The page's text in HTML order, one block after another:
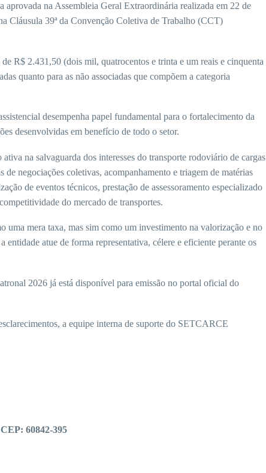
aprovada na Assembleia Geral Extraordinária realizada em 22 de
Cláusula 39ª da Convenção Coletiva de Trabalho (CCT)
R$ 2.431,50 (dois mil, quatrocentos e trinta e um reais e cinquenta
quanto para as não associadas que compõem a categoria
desempenha papel fundamental para o fortalecimento da
desenvolvidas em benefício de todo o setor.
na salvaguarda dos interesses do transporte rodoviário de cargas
negociações coletivas, acompanhamento e triagem de matérias
de eventos técnicos, prestação de assessoramento especializado
do mercado de transportes.
uma mera taxa, mas sim como um investimento na valorização e no
atue de forma representativa, célere e eficiente perante os
2026 já está disponível para emissão no portal oficial do
a equipe interna de suporte do SETCARCE
60842-395